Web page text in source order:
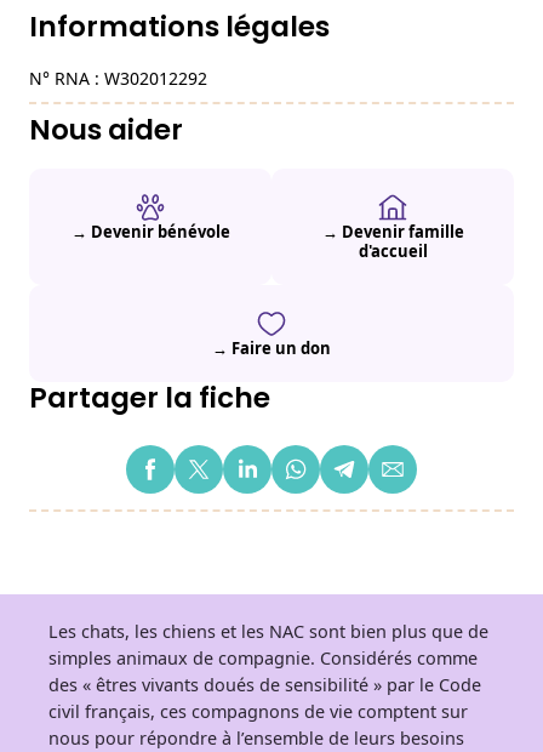
Informations légales
N° RNA : W302012292
Nous aider
→ Devenir bénévole
→ Devenir famille
d'accueil
→ Faire un don
Partager la fiche
Les chats, les chiens et les NAC sont bien plus que de
simples animaux de compagnie. Considérés comme
des « êtres vivants doués de sensibilité » par le Code
civil français, ces compagnons de vie comptent sur
nous pour répondre à l’ensemble de leurs besoins